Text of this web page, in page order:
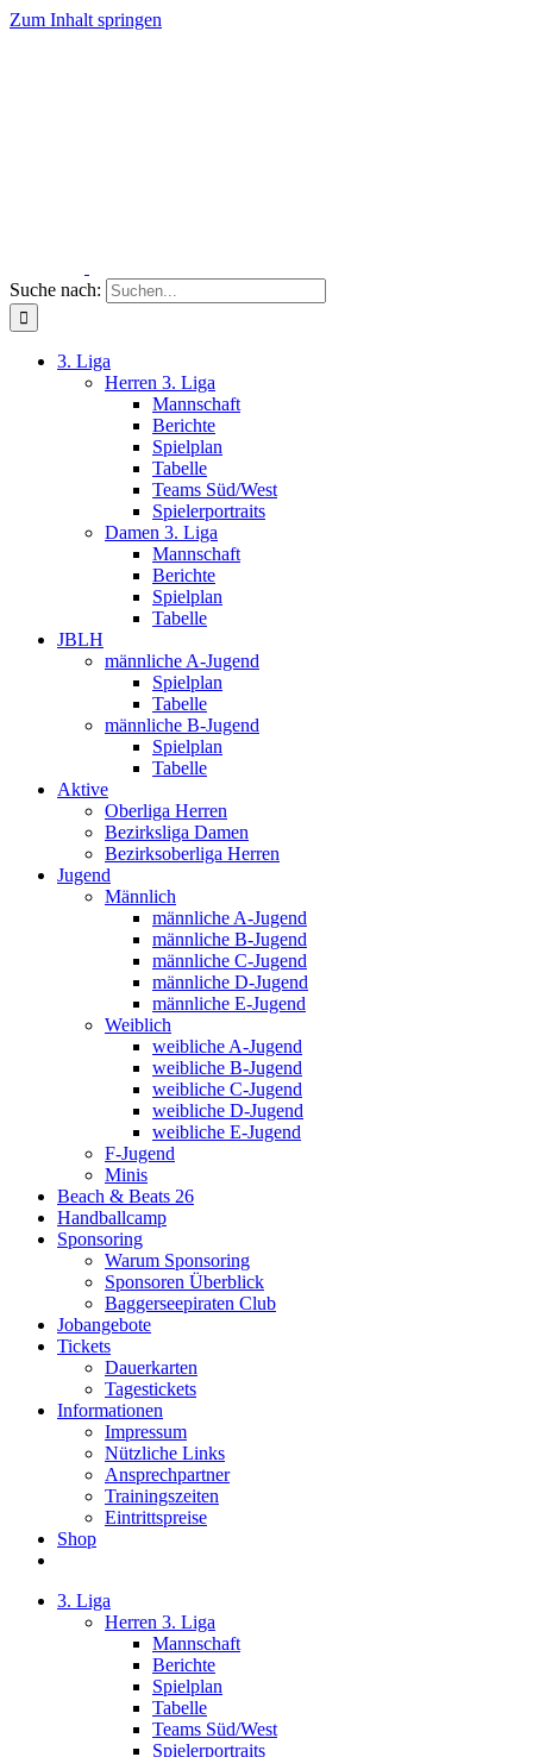
Zum Inhalt springen
Suche nach:
3. Liga
Herren 3. Liga
Mannschaft
Berichte
Spielplan
Tabelle
Teams Süd/West
Spielerportraits
Damen 3. Liga
Mannschaft
Berichte
Spielplan
Tabelle
JBLH
männliche A-Jugend
Spielplan
Tabelle
männliche B-Jugend
Spielplan
Tabelle
Aktive
Oberliga Herren
Bezirksliga Damen
Bezirksoberliga Herren
Jugend
Männlich
männliche A-Jugend
männliche B-Jugend
männliche C-Jugend
männliche D-Jugend
männliche E-Jugend
Weiblich
weibliche A-Jugend
weibliche B-Jugend
weibliche C-Jugend
weibliche D-Jugend
weibliche E-Jugend
F-Jugend
Minis
Beach & Beats 26
Handballcamp
Sponsoring
Warum Sponsoring
Sponsoren Überblick
Baggerseepiraten Club
Jobangebote
Tickets
Dauerkarten
Tagestickets
Informationen
Impressum
Nützliche Links
Ansprechpartner
Trainingszeiten
Eintrittspreise
Shop
3. Liga
Herren 3. Liga
Mannschaft
Berichte
Spielplan
Tabelle
Teams Süd/West
Spielerportraits